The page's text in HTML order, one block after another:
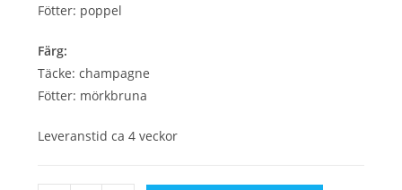
Fötter: poppel
Färg:
Täcke: champagne
Fötter: mörkbruna
Leveranstid ca 4 veckor